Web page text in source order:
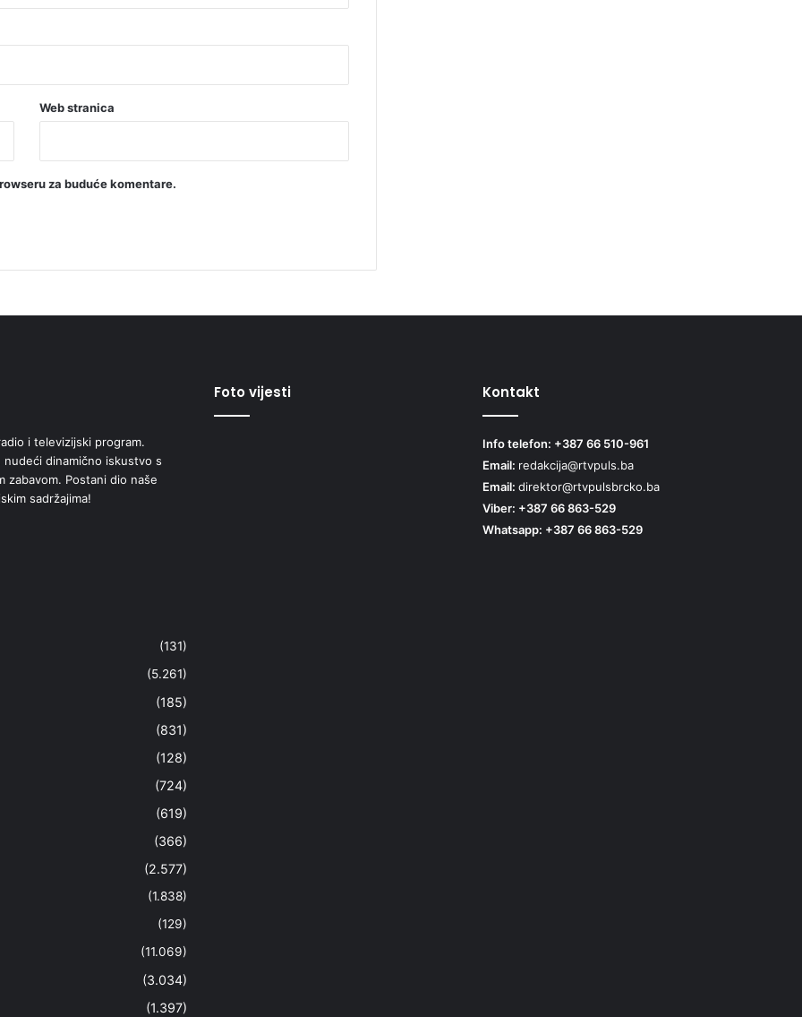
Web stranica
za buduće komentare.
i televizijski program.
nudeći dinamično iskustvo s
zabavom. Postani dio naše
sadržajima!
(131)
(5.261)
(185)
(831)
(128)
(724)
(619)
(366)
(2.577)
(1.838)
(129)
(11.069)
(3.034)
(1.397)
Foto vijesti Kontakt
Info telefon: +387 66 510-961
Email: redakcija@rtvpuls.ba
Email: direktor@rtvpulsbrcko.ba
Viber: +387 66 863-529
Whatsapp: +387 66 863-529